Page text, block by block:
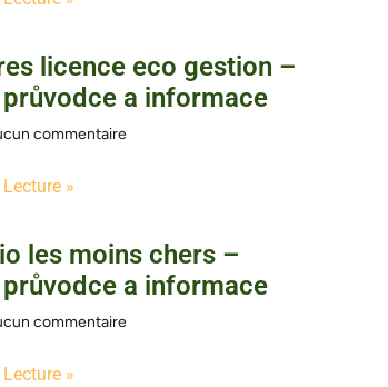
licence eco gestion –
a informace
commentaire
»
les moins chers –
a informace
commentaire
»